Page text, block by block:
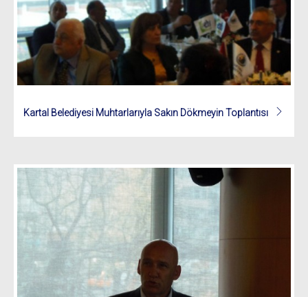
Kartal Belediyesi Muhtarlarıyla Sakın Dökmeyin Toplantısı